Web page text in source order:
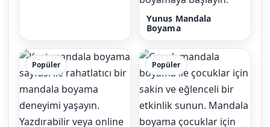
Yunus Mandala
Boyama
Popüler Popüler